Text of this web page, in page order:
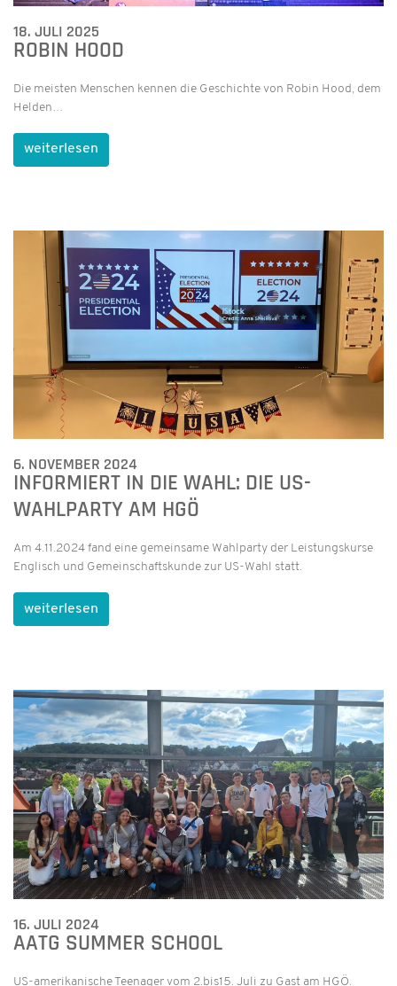
18. JULI 2025
ROBIN HOOD
Die meisten Menschen kennen die Geschichte von Robin Hood, dem
Helden…
weiterlesen
6. NOVEMBER 2024
INFORMIERT IN DIE WAHL: DIE US-
WAHLPARTY AM HGÖ
Am 4.11.2024 fand eine gemeinsame Wahlparty der Leistungskurse
Englisch und Gemeinschaftskunde zur US-Wahl statt.
weiterlesen
16. JULI 2024
AATG SUMMER SCHOOL
US-amerikanische Teenager vom 2.bis15. Juli zu Gast am HGÖ.